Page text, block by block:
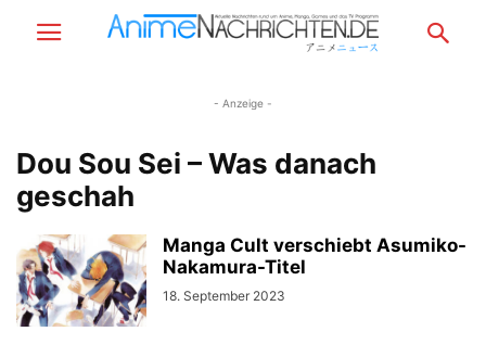
- Anzeige -
Dou Sou Sei – Was danach
geschah
Manga Cult verschiebt Asumiko-
Nakamura-Titel
18. September 2023